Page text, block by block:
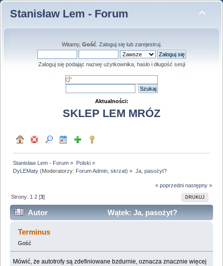
Stanisław Lem - Forum
Witamy, Gość. Zaloguj sięlub zarejestruj.
Zaloguj się podając nazwę użytkownika, hasło i długość sesji
Aktualności:
SKLEP LEM MRÓZ
Stanisław Lem - Forum » Polski»
DyLEMaty (Moderatorzy: Forum Admin ,skrzat) » Ja, pasożyt?
« poprzedni następny »
DRUKUJ
Strony: 1 2 [3]
Autor
Wątek: Ja, pasożyt?
(Przeczytany 76610 razy)
Terminus
Gość
Mówić, że autotrofy są zdefiniowane bzdurnie, oznacza znacznie więcej